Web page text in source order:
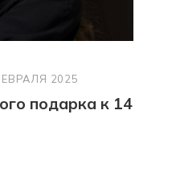
2025
подарка к 14